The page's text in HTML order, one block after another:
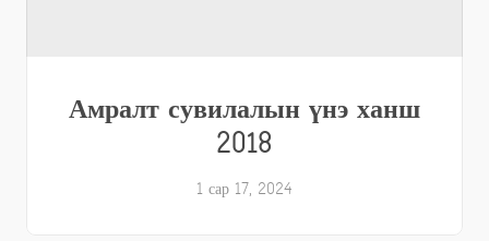
Амралт сувилалын үнэ ханш
2018
1 сар 17, 2024